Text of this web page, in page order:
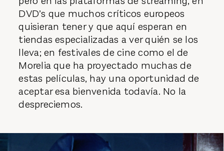
DVD’s que muchos críticos europeos
quisieran tener y que aquí esperan en
tiendas especializadas a ver quién se los
lleva; en festivales de cine como el de
Morelia que ha proyectado muchas de
estas películas, hay una oportunidad de
aceptar esa bienvenida todavía. No la
despreciemos.